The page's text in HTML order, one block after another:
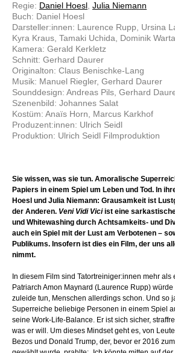
Regie: Daniel Hoesl Julia Niemann
Buch: Daniel Hoesl
Darsteller:innen: Laurence Rupp, Ursina
Kyra Kraus, Tamaki Uchida, Dominik
Kamera: Gerald Kerkletz
Schnitt: Gerhard Daurer
Originalton: Claus Benischke-Lang
Musik: Manuel Riegler, Gerhard Daurer
Sounddesign: Andreas Pils, Gerhard
Szenenbild: Johannes Salat
Kostüm: Anaïs Horn, Marcus Karkhof
Produzent:innen: Ulrich Seidl
Produktion: Ulrich Seidl Filmproduktion
Sie wissen, was sie tun. Amoralische
Papiers in einem Spiel um Leben und Tod. In
Hoesl und Julia Niemann: Grausamkeit ist
der Anderen. Veni Vidi Viciist eine
und Whitewashing durch Achtsamkeits- und
auch ein Spiel mit der Lust am Verbotenen –
Publikums. Insofern ist dies ein Film, der uns
nimmt.
In diesem Film sind Tatortreiniger:innen mehr als
Patriarch Amon Maynard (Laurence Rupp)
zuleide tun, Menschen allerdings schon. Und so
Superreiche beliebige Personen in einem Spiel
seine Work-Life-Balance. Er ist sich sicher,
was er will. Um dieses Mindset geht es, von
Bezos und Donald Trump, der, bevor er 2016